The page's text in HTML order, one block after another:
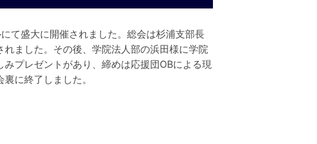
て盛大に開催されました。総会は杉浦支部長
ました。その後、学院法人部の浜田様に学院
プレゼントがあり、締めは応援団OBによる現
に終了しました。